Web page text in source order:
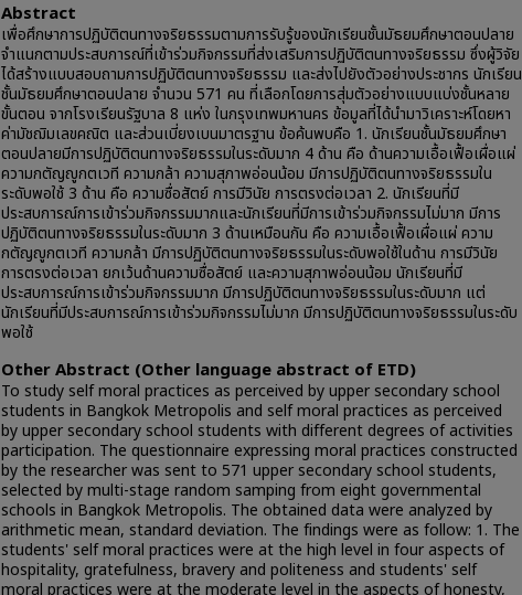
Abstract
เพื่อศึกษาการปฏิบัติตนทางจริยธรรมตามการรับรู้ของนักเรียนชั้นมัธยมศึกษาตอนปลาย
จำแนกตามประสบการณ์ที่เข้าร่วมกิจกรรมที่ส่งเสริมการปฏิบัติตนทางจริยธรรม ซึ่งผู้วิจัย
ได้สร้างแบบสอบถามการปฏิบัติตนทางจริยธรรม และส่งไปยังตัวอย่างประชากร นักเรียน
ชั้นมัธยมศึกษาตอนปลาย จำนวน 571 คน ที่เลือกโดยการสุ่มตัวอย่างแบบแบ่งชั้นหลาย
ขั้นตอน จากโรงเรียนรัฐบาล 8 แห่ง ในกรุงเทพมหานคร ข้อมูลที่ได้นำมาวิเคราะห์โดยหา
ค่ามัชฌิมเลขคณิต และส่วนเบี่ยงเบนมาตรฐาน ข้อค้นพบคือ 1. นักเรียนชั้นมัธยมศึกษา
ตอนปลายมีการปฏิบัติตนทางจริยธรรมในระดับมาก 4 ด้าน คือ ด้านความเอื้อเฟื้อเผื่อแผ่
ความกตัญญูกตเวที ความกล้า ความสุภาพอ่อนน้อม มีการปฏิบัติตนทางจริยธรรมใน
ระดับพอใช้ 3 ด้าน คือ ความซื่อสัตย์ การมีวินัย การตรงต่อเวลา 2. นักเรียนที่มี
ประสบการณ์การเข้าร่วมกิจกรรมมากและนักเรียนที่มีการเข้าร่วมกิจกรรมไม่มาก มีการ
ปฏิบัติตนทางจริยธรรมในระดับมาก 3 ด้านเหมือนกัน คือ ความเอื้อเฟื้อเผื่อแผ่ ความ
กตัญญูกตเวที ความกล้า มีการปฏิบัติตนทางจริยธรรมในระดับพอใช้ในด้าน การมีวินัย
การตรงต่อเวลา ยกเว้นด้านความซื่อสัตย์ และความสุภาพอ่อนน้อม นักเรียนที่มี
ประสบการณ์การเข้าร่วมกิจกรรมมาก มีการปฏิบัติตนทางจริยธรรมในระดับมาก แต่
นักเรียนที่มีประสบการณ์การเข้าร่วมกิจกรรมไม่มาก มีการปฏิบัติตนทางจริยธรรมในระดับ
พอใช้
Other Abstract (Other language abstract of ETD)
To study self moral practices as perceived by upper secondary school
students in Bangkok Metropolis and self moral practices as perceived
by upper secondary school students with different degrees of activities
participation. The questionnaire expressing moral practices constructed
by the researcher was sent to 571 upper secondary school students,
selected by multi-stage random samping from eight governmental
schools in Bangkok Metropolis. The obtained data were analyzed by
arithmetic mean, standard deviation. The findings were as follow: 1. The
students' self moral practices were at the high level in four aspects of
hospitality, gratefulness, bravery and politeness and students' self
moral practices were at the moderate level in the aspects of honesty,